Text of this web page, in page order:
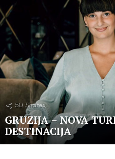
50 Shares
GRUZIJA – NOVA
DESTINACIJA